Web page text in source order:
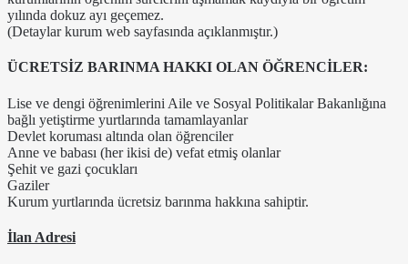
yılında dokuz ayı geçemez.
(Detaylar kurum web sayfasında açıklanmıştır.)
ÜCRETSİZ BARINMA HAKKI OLAN ÖĞRENCİLER:
Lise ve dengi öğrenimlerini Aile ve Sosyal Politikalar Bakanlığına
bağlı yetiştirme yurtlarında tamamlayanlar
Devlet koruması altında olan öğrenciler
Anne ve babası (her ikisi de) vefat etmiş olanlar
Şehit ve gazi çocukları
Gaziler
Kurum yurtlarında ücretsiz barınma hakkına sahiptir.
İlan Adresi